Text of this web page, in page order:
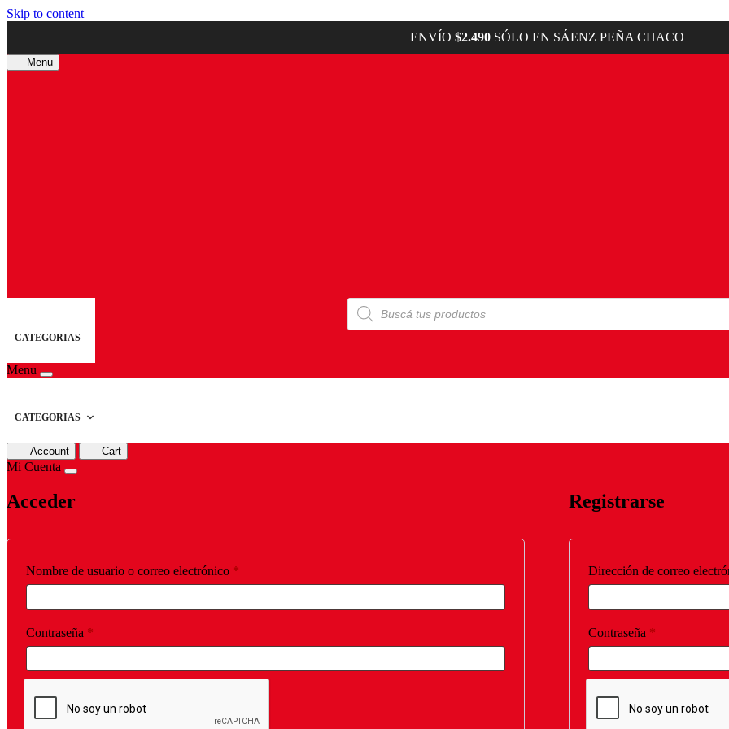
Skip to content
ENVÍO $2.490 SÓLO EN SÁENZ PEÑA CHACO
Menu
CATEGORIAS
Búsqueda
de
productos
Menu
CATEGORIAS
Account Cart
Mi Cuenta
Acceder
Nombre de usuario o correo electrónico *
Contraseña *
Registrarse
Dirección de correo
Contraseña *Obligatorio